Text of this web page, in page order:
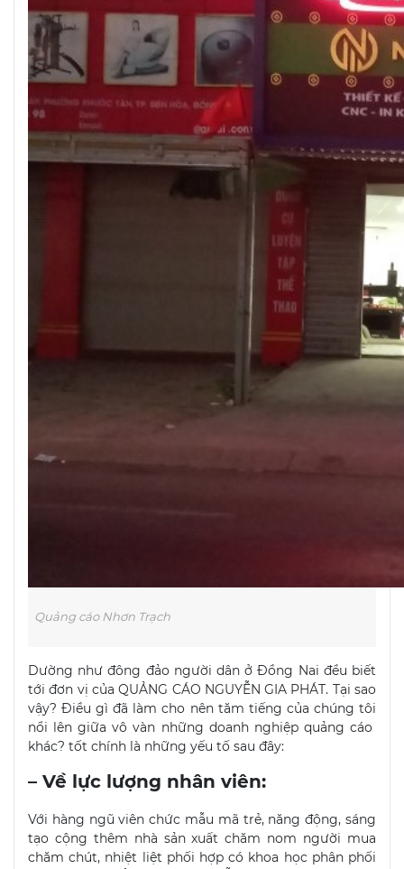
Quảng cáo Nhơn Trạch
Dường như đông đảo người dân ở Đồng Nai đều biết
tới đơn vị của QUẢNG CÁO NGUYỄN GIA PHÁT. Tại sao
vậy? Điều gì đã làm cho nên tăm tiếng của chúng tôi
nổi lên giữa vô vàn những doanh nghiệp quảng cáo
khác? tốt chính là những yếu tố sau đây:
– Về lực lượng nhân viên:
Với hàng ngũ viên chức mẫu mã trẻ, năng động, sáng
tạo cộng thêm nhà sản xuất chăm nom người mua
chăm chút, nhiệt liệt phối hợp có khoa học phân phối